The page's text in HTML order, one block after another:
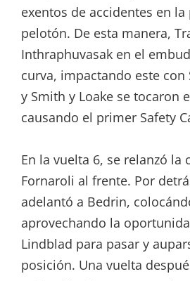
exentos de accidentes en
pelotón. De esta manera,
Inthraphuvasak en el
curva, impactando este con
y Smith y Loake se tocaron
causando el primer Safety
En la vuelta 6, se relanzó la
Fornaroli al frente. Por
adelantó a Bedrin,
aprovechando la
Lindblad para pasar y
posición. Una vuelta